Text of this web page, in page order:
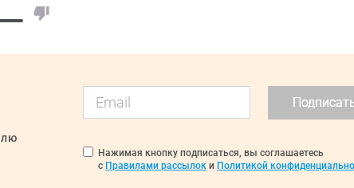
Нажимая кнопку подписаться, вы соглашаетесь
с Правилами рассылок и Политикой